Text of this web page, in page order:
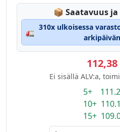
📦 Lagerstatus:
Saatavuus
🚛
310x ulkoisessa
112,38
Ei sisällä ALV:a,
5+
10+
15+